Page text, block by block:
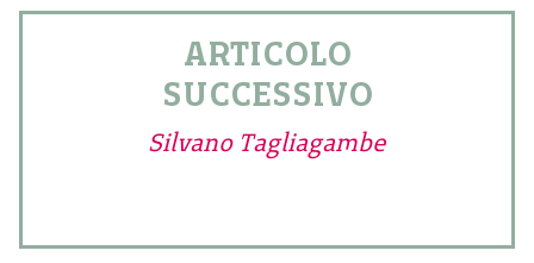
ARTICOLO
SUCCESSIVO
Silvano Tagliagambe